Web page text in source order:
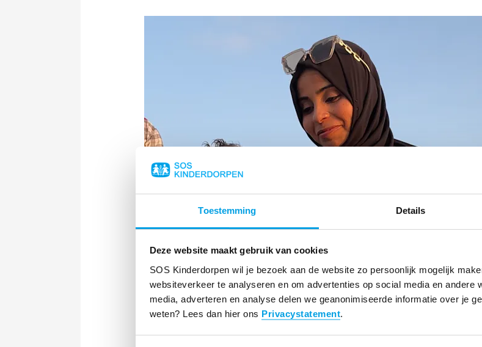
Toestemming Details
Deze website maakt gebruik van cookies
SOS Kinderdorpen wil je bezoek aan de website zo persoonlijk mogelijk
websiteverkeer te analyseren en om advertenties op social media en andere
media, adverteren en analyse delen we geanonimiseerde informatie over je
weten? Lees dan hier ons Privacystatement.